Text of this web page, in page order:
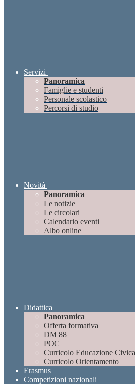
Servizi
Panoramica
Famiglie e studenti
Personale scolastico
Percorsi di studio
Novità
Panoramica
Le notizie
Le circolari
Calendario eventi
Albo online
Didattica
Panoramica
Offerta formativa
DM 88
POC
Curricolo Educazione Civica
Curricolo Orientamento
Erasmus
Competizioni nazionali